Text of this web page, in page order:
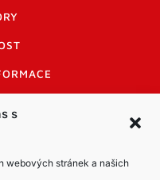
s
webových stránek a našich